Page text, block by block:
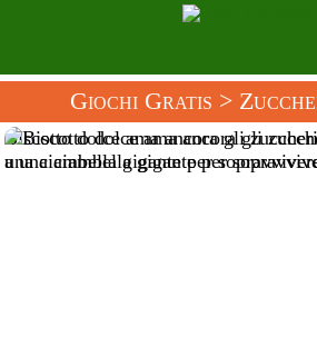
Giochi Gratis >
Biscotto dolce ama ancora gli
una ciambella gigante per